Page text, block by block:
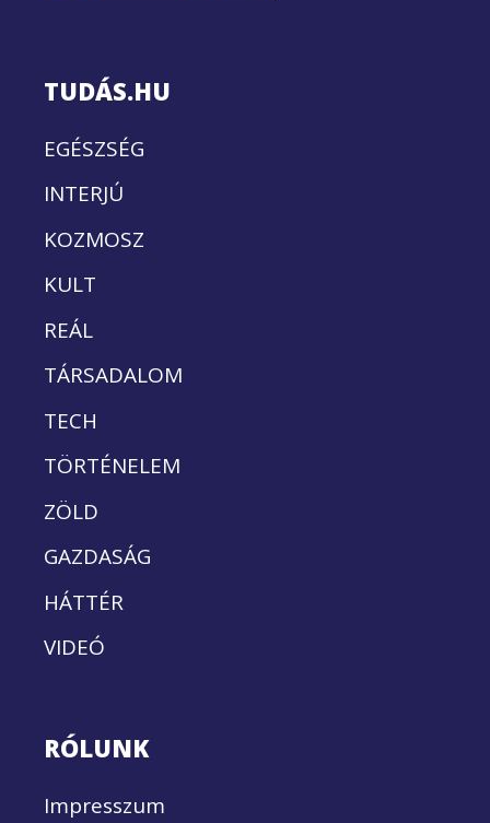
TUDÁS.HU
EGÉSZSÉG
INTERJÚ
KOZMOSZ
KULT
REÁL
TÁRSADALOM
TECH
TÖRTÉNELEM
ZÖLD
GAZDASÁG
HÁTTÉR
VIDEÓ
RÓLUNK
Impresszum